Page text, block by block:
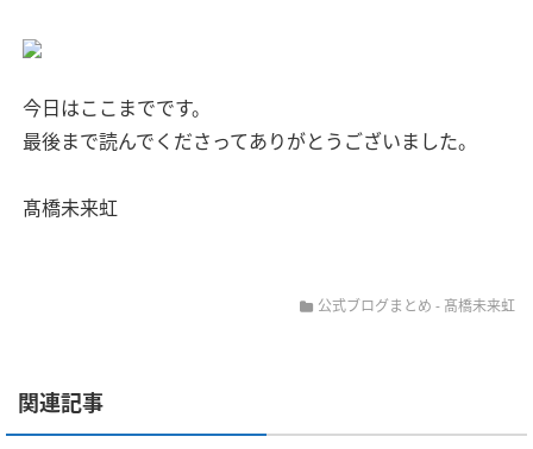
今日はここまでです。
最後まで読んでくださってありがとうございました。
髙橋未来虹
公式ブログまとめ - 髙橋未来虹
関連記事